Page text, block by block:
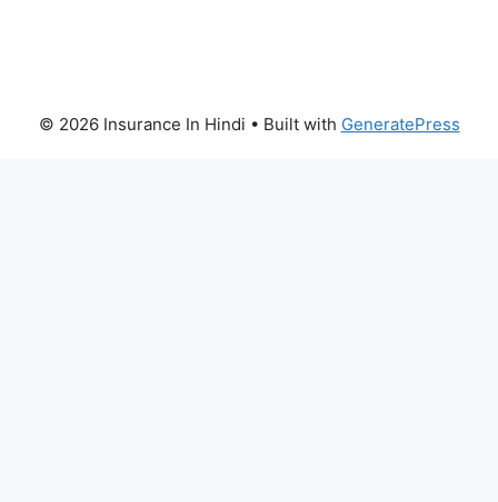
© 2026 Insurance In Hindi • Built with GeneratePress